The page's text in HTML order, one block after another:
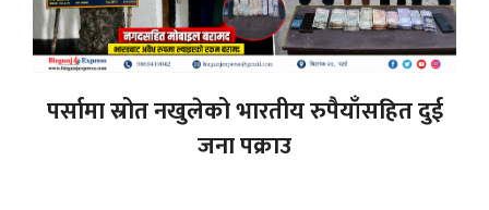
पर्सामा स्रोत नखुलेको भारतीय रुपैयाँसहित दुई
जना पक्राउ